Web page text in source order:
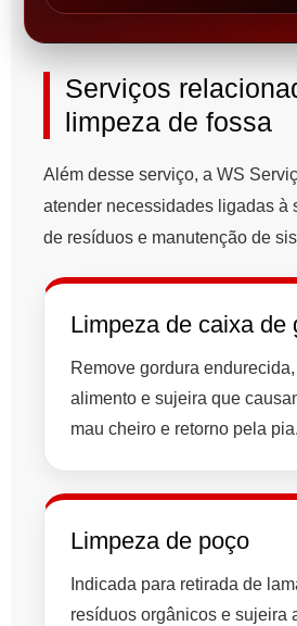
Serviços
limpeza de fossa
Além desse serviço, a WS
atender necessidades ligadas à
de resíduos e manutenção de
Limpeza de caixa de
Remove gordura
alimento e sujeira que
mau cheiro e retorno pela pia.
Limpeza de poço
Indicada para retirada de
resíduos orgânicos e sujeira